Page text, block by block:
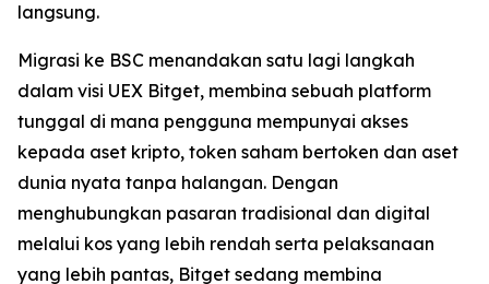
langsung.
Migrasi ke BSC menandakan satu lagi langkah
dalam visi UEX Bitget, membina sebuah platform
tunggal di mana pengguna mempunyai akses
kepada aset kripto, token saham bertoken dan aset
dunia nyata tanpa halangan. Dengan
menghubungkan pasaran tradisional dan digital
melalui kos yang lebih rendah serta pelaksanaan
yang lebih pantas, Bitget sedang membina